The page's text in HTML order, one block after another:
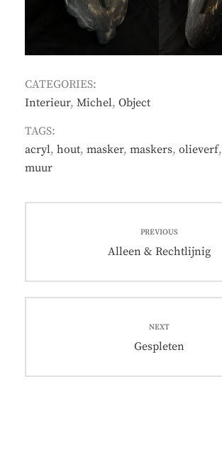
CATEGORIES:
Interieur, Michel, Object
TAGS:
acryl, hout, masker, maskers, olieverf,
muur
navigation
PREVIOUS
Previous
Alleen & Rechtlijnig
NEXT
Next
Gespleten